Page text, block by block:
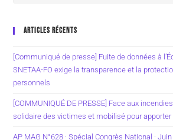
ARTICLES RÉCENTS
[Communiqué de presse] Fuite de données à
SNETAA-FO exige la transparence et la
personnels
[COMMUNIQUÉ DE PRESSE] Face aux
solidaire des victimes et mobilisé pour
AP MAG N°628 · Spécial Congrès National ·